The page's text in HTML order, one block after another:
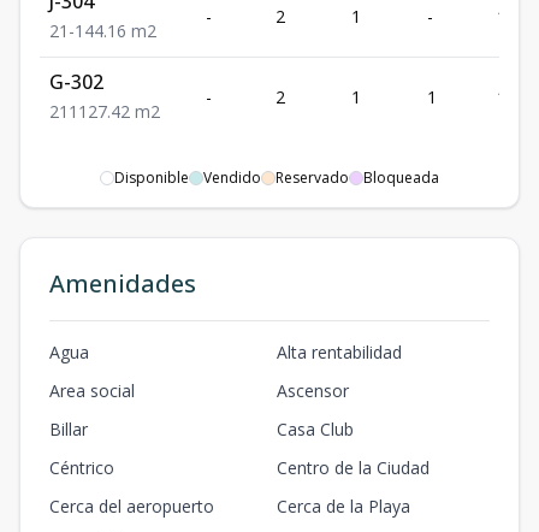
21 -144.16 m2
- 2 1 -
G-302
21 1 127.42 m2
- 2 1 1
Disponible Vendido Reservado Bloqueada
Amenidades
Agua
Alta rentabilidad
Area social
Ascensor
Billar
Casa Club
Céntrico
Centro de la Ciudad
Cerca del aeropuerto
Cerca de la Playa